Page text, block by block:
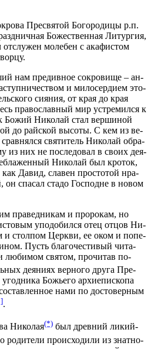
Пресвятой Богородицы р.п.
Божественная Литургия,
молебен с акафистом
нам пре­див­ное со­кро­ви­ще – ан­
и ми­ло­сер­ди­ем это­
си­я­ния, от края до края
пра­во­слав­ный мир устре­мил­ся к
Ни­ко­лай стал вер­ши­ной
до рай­ской вы­со­ты. С кем из ве­
свя­ти­тель Ни­ко­лай об­ра­
из них не по­сле­до­вал в сво­их де­я­
Ни­ко­лай был кро­ток,
Да­вид, сла­вен про­сто­той нра­
спа­сал ста­до Гос­подне в но­вом
пра­вед­ни­кам и про­ро­кам, но
упо­до­бил­ся отец от­цов Ни­
и стол­пом Церк­ви, ее оком и по­пе­
Пусть бла­го­че­сти­вый чи­та­
лю­би­мом свя­том, про­чи­тав по­
де­я­ни­ях вер­но­го дру­га Пре­
Бо­жье­го ар­хи­епи­ско­па
на­ми по до­сто­вер­ным
.
Ни­ко­лая(*) был древ­ний ли­кий­
ро­ди­те­ли про­ис­хо­ди­ли из знат­но­